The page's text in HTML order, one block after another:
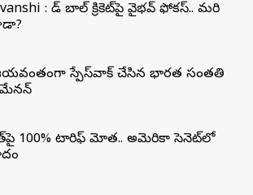
: రెడ్ బాల్ క్రికెట్‌పై వైభవ్ ఫోకస్.. మరి
స్పేస్‌వాక్‌ చేసిన భారత సంతతి
100% టారిఫ్‌ మోత.. అమెరికా సెనెట్‌లో